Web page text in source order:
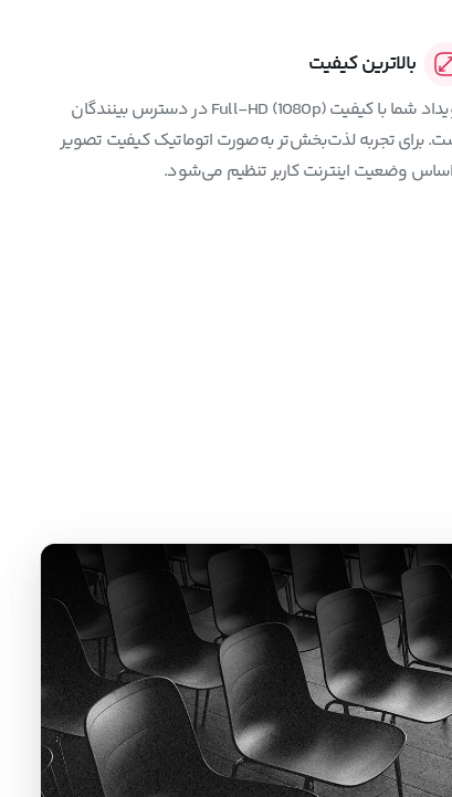
بالاترین کیفیت
رویداد شما با کیفیت (Full-HD (1080p در دسترس بینندگان
برای تجربه لذت‌بخش‌تر به‌صورت اتوماتیک کیفیت تصویر
وضعیت اینترنت کاربر تنظیم می‌شود.